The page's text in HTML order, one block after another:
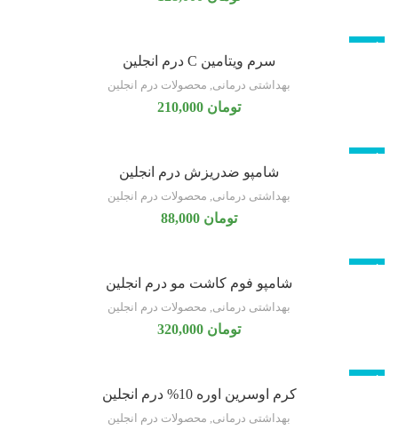
ناموجود
سرم ویتامین C درم انجلین
بهداشتی درمانی, محصولات درم انجلین
تومان
ناموجود
شامپو ضدریزش درم انجلین
بهداشتی درمانی, محصولات درم انجلین
تومان
ناموجود
شامپو فوم کاشت مو درم انجلین
بهداشتی درمانی, محصولات درم انجلین
تومان
ناموجود
کرم اوسرین اوره 10% درم انجلین
بهداشتی درمانی, محصولات درم انجلین